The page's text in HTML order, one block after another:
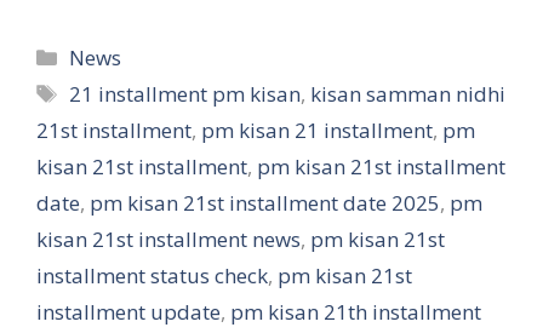
Categories
News
Tags
21 installment pm kisan, kisan samman nidhi
21st installment, pm kisan 21 installment, pm
kisan 21st installment, pm kisan 21st installment
date, pm kisan 21st installment date 2025, pm
kisan 21st installment news, pm kisan 21st
installment status check, pm kisan 21st
installment update, pm kisan 21th installment